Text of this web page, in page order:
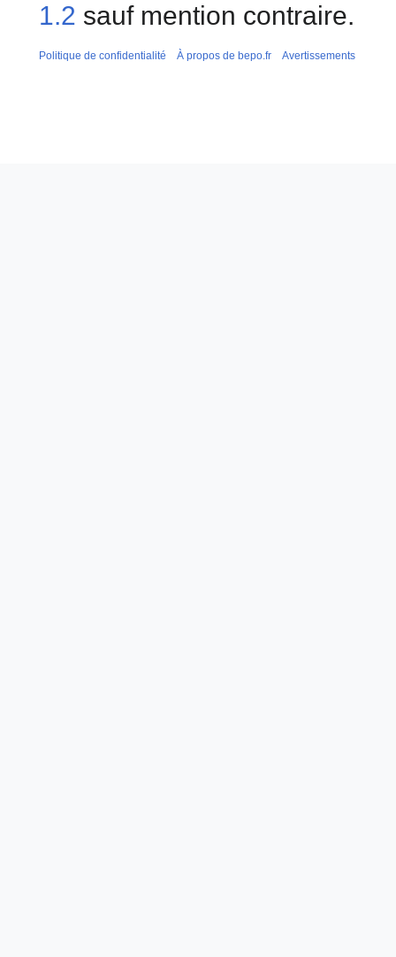
1.2 sauf mention contraire.
Politique de confidentialité À propos de bepo.fr Avertissements